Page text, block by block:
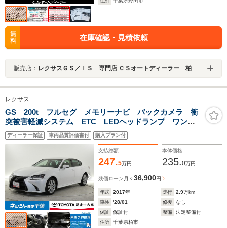
無
料
在庫確認・見積依頼
販売店： レクサスＧＳ／ＩＳ 専門店 ＣＳオートディーラー 柏インター店 中古車専門店
レクサス
GS 200t フルセグ メモリーナビ バックカメラ 衝
突被害軽減システム ETC LEDヘッドランプ ワンオ
ーナー DVD再生 ミュージックプレイヤー接続可 記
録簿 安全装備 オートクルーズコントロール 電動シ
ディーラー保証 車両品質評価書付 購入プラン付
支払総額
247.5万円
本体価格
235.0万円
残価ローン 月々36,900円
年式 2017年 走行 2.9万km
車検
'28/01 修復
なし
保証
保証付 整備
法定整備付
住所
千葉県柏市